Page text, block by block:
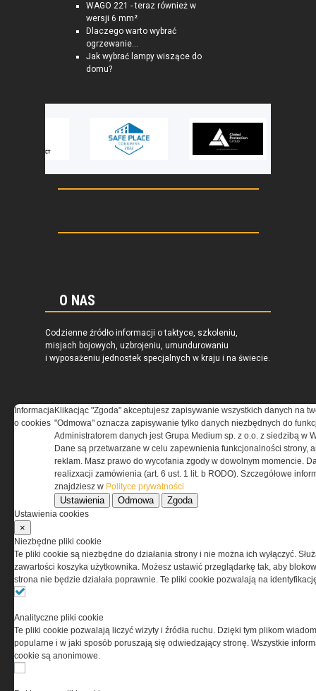
WAGO 221 - teraz również w
wersji 6 mm²
Dlaczego warto wybrać
ogrzewanie...
Jak wybrać lampy wiszące do
domu?
O NAS
Codzienne źródło informacji o taktyce, szkoleniu,
misjach bojowych, uzbrojeniu, umundurowaniu
i wyposażeniu jednostek specjalnych w kraju i na świecie.
REGULAMIN
Regulamin określa zasady korzystania z portalu
www.special-ops.pl
Korzystanie z portalu jest równoznaczne
przez Grupa MEDIUM Spółka z ograniczoną
odpowiedzialnością Spółka komandytowa, nr KRS:
0000537655, NIP 1132860378, REGON 146393437
(zwana dalej Grupa MEDIUM) w postaci Regulaminu.
Informacja
o cookies
Klikacjąc "Zgoda" akceptujesz zapisywanie wszystkich danych na
"Odmowa" oznacza zapisywanie tylko danych niezbędnych do
Administratorem danych jest Grupa Medium sp. z o.o. z siedzibą w
Dane są przetwarzane w celu zapewnienia funkcjonalności strony,
reklam. Masz prawo do wycofania zgody w dowolnym momencie.
realizxacji zamówienia (art. 6 ust. 1 lit. b RODO). Szczegółowe
znajdziesz w Polityce prywatności
Ustawienia Odmowa Zgoda
Ustawienia cookies
×
Niezbędne pliki cookie
Te pliki cookie są niezbędne do działania strony i nie można ich wyłączyć.
zawartości koszyka użytkownika. Możesz ustawić przeglądarkę tak, aby
strona nie będzie działała poprawnie. Te pliki cookie pozwalają na
Analityczne pliki cookie
Te pliki cookie pozwalają liczyć wizyty i źródła ruchu. Dzięki tym plikom
popularne i w jaki sposób poruszają się odwiedzający stronę. Wszystkie
cookie są anonimowe.